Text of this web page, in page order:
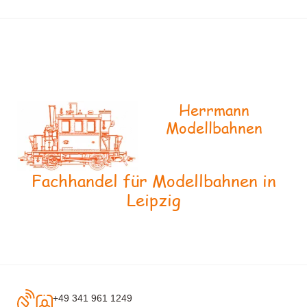
Herrmann
Modellbahnen
Fachhandel für Modellbahnen in
Leipzig
+49 341 961 1249